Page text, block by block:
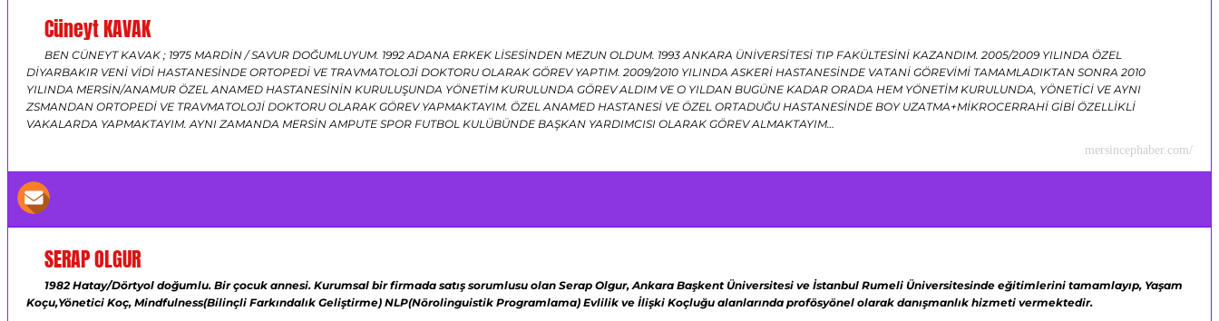
Cüneyt KAVAK
BEN CÜNEYT KAVAK ; 1975 MARDİN / SAVUR DOĞUMLUYUM. 1992 ADANA ERKEK LİSESİNDEN MEZUN OLDUM. 1993 ANKARA ÜNİVERSİTESİ TIP FAKÜLTESİNİ KAZANDIM. 2005/2009 YILINDA ÖZEL
DİYARBAKIR VENİ VİDİ HASTANESİNDE ORTOPEDİ VE TRAVMATOLOJİ DOKTORU OLARAK GÖREV YAPTIM. 2009/2010 YILINDA ASKERİ HASTANESİNDE VATANİ GÖREVİMİ TAMAMLADIKTAN SONRA 2010
YILINDA MERSİN/ANAMUR ÖZEL ANAMED HASTANESİNİN KURULUŞUNDA YÖNETİM KURULUNDA GÖREV ALDIM VE O YILDAN BUGÜNE KADAR ORADA HEM YÖNETİM KURULUNDA, YÖNETİCİ VE AYNI
ZSMANDAN ORTOPEDİ VE TRAVMATOLOJİ DOKTORU OLARAK GÖREV YAPMAKTAYIM. ÖZEL ANAMED HASTANESİ VE ÖZEL ORTADUĞU HASTANESİNDE BOY UZATMA+MİKROCERRAHİ GİBİ ÖZELLİKLİ
VAKALARDA YAPMAKTAYIM. AYNI ZAMANDA MERSİN AMPUTE SPOR FUTBOL KULÜBÜNDE BAŞKAN YARDIMCISI OLARAK GÖREV ALMAKTAYIM…
mersincephaber.com/
SERAP OLGUR
1982 Hatay/Dörtyol doğumlu. Bir çocuk annesi. Kurumsal bir firmada satış sorumlusu olan Serap Olgur,Ankara Başkent Üniversitesi ve İstanbul Rumeli Üniversitesinde eğitimlerini tamamlayıp, Yaşam
Koçu,Yönetici Koç, Mindfulness(Bilinçli Farkındalık Geliştirme) NLP(Nörolinguistik Programlama) Evlilik ve İlişki Koçluğu alanlarında profösyönel olarak danışmanlık hizmeti vermektedir.